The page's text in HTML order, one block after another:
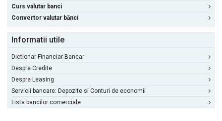
Curs valutar banci
Convertor valutar bănci
Informatii utile
Dictionar Financiar-Bancar
Despre Credite
Despre Leasing
Servicii bancare: Depozite si Conturi de economii
Lista bancilor comerciale